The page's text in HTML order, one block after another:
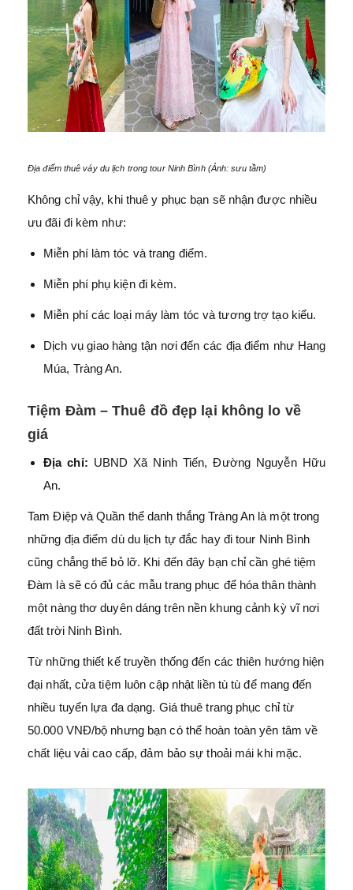
Địa điểm thuê váy du lịch trong tour Ninh Bình (Ảnh: sưu tầm)
Không chỉ vậy, khi thuê y phục bạn sẽ nhận được nhiều
ưu đãi đi kèm như:
Miễn phí làm tóc và trang điểm.
Miễn phí phụ kiện đi kèm.
Miễn phí các loại máy làm tóc và tương trợ tạo kiểu.
Dịch vụ giao hàng tận nơi đến các địa điểm như Hang
Múa, Tràng An.
Tiệm Đàm – Thuê đồ đẹp lại không lo về
giá
Địa chỉ: UBND Xã Ninh Tiến, Đường Nguyễn Hữu
An.
Tam Điệp và Quần thể danh thắng Tràng An là một trong
những địa điểm dù du lịch tự đắc hay đi tour Ninh Bình
cũng chẳng thể bỏ lỡ. Khi đến đây bạn chỉ cần ghé tiệm
Đàm là sẽ có đủ các mẫu trang phục để hóa thân thành
một nàng thơ duyên dáng trên nền khung cảnh kỳ vĩ nơi
đất trời Ninh Bình.
Từ những thiết kế truyền thống đến các thiên hướng hiện
đại nhất, cửa tiệm luôn cập nhật liền tù tù để mang đến
nhiều tuyển lựa đa dạng. Giá thuê trang phục chỉ từ
50.000 VNĐ/bộ nhưng bạn có thể hoàn toàn yên tâm về
chất liệu vải cao cấp, đảm bảo sự thoải mái khi mặc.